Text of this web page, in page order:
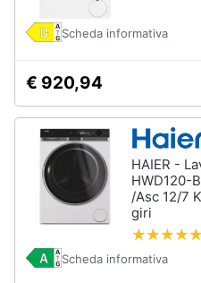
Scheda informativa
€ 920,94
HAIER -
HWD120-
/Asc 12/7
giri
Scheda informativa